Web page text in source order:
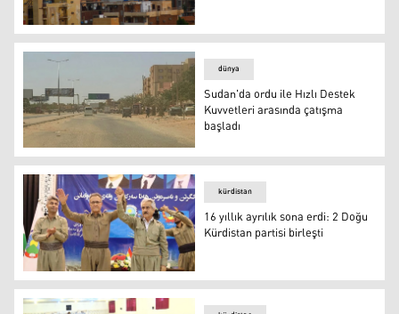
WHO: Sudan’daki çatışmalarda yaklaşık 300 kişi öldü
Sudan'da ordu ile Hızlı Destek Kuvvetleri arasında
dünya
Sudan'da ordu ile Hızlı Destek
Kuvvetleri arasında çatışma
başladı
16 yıllık ayrılık sona erdi: 2 Doğu Kürdistan partisi
kürdistan
16 yıllık ayrılık sona erdi: 2 Doğu
Kürdistan partisi birleşti